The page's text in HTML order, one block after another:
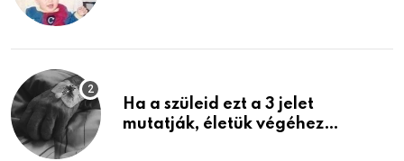
Ha a szüleid ezt a 3 jelet
mutatják, életük végéhez